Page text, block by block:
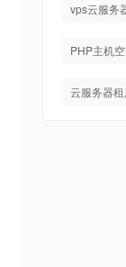
vps云服务
PHP主机
云服务器租